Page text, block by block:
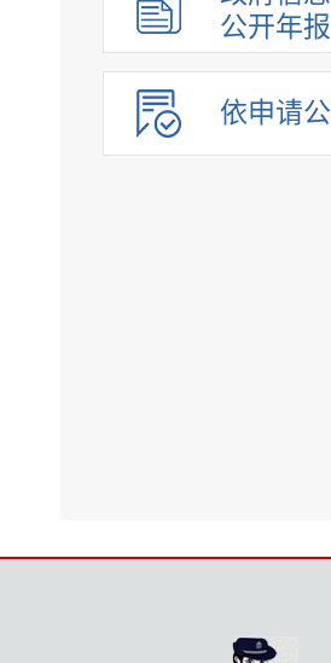
公开年报
依申请